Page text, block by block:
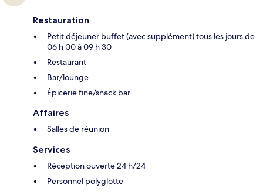
Restauration
Petit déjeuner buffet (avec supplément) tous les jours de
06 h 00 à 09 h 30
Restaurant
Bar/lounge
Épicerie fine/snack bar
Affaires
Salles de réunion
Services
Réception ouverte 24 h/24
Personnel polyglotte